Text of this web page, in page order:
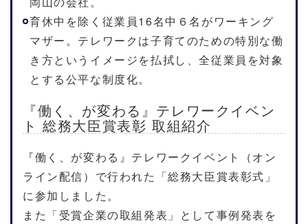
育休中を除く従業員16名中６名がワーキング
マザー。テレワークは子育てのための特別な働
き方というイメージを払拭し、全従業員を対象
とする公平な制度化。
『働く、が変わる』テレワークイベン
ト 総務大臣賞表彰 取組紹介
『働く、が変わる』テレワークイベント（オン
ライン配信）で行われた「総務大臣賞表彰式」
に参加しました。
また「受賞企業の取組発表」として事例発表を